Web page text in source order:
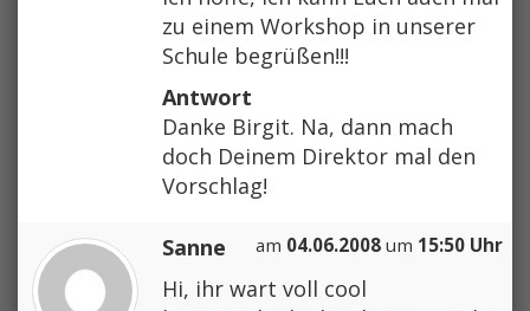
zu einem Workshop in unserer
Schule begrüßen!!!
Antwort
Danke Birgit. Na, dann mach
doch Deinem Direktor mal den
Vorschlag!
Sanne am 04.06.2008 um 15:50 Uhr
Hi, ihr wart voll cool